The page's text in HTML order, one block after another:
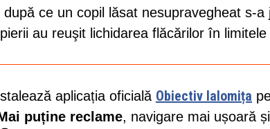
ce un copil lăsat nesupravegheat s-
au reuşit lichidarea flăcărilor în limitele
aplicația oficială Obiectiv Ialomița
puține reclame, navigare mai ușoară